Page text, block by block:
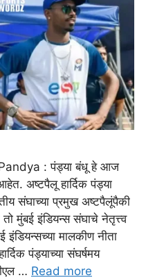
: पंड्या बंधू हे आज
अष्टपैलू हार्दिक पंड्या
संघाच्या प्रमुख अष्टपैलूंपैकी
मुंबई इंडियन्स संघाचे नेतृत्त्व
इंडियन्सच्या मालकीण नीता
पंड्याच्या संघर्षमय
… Read more